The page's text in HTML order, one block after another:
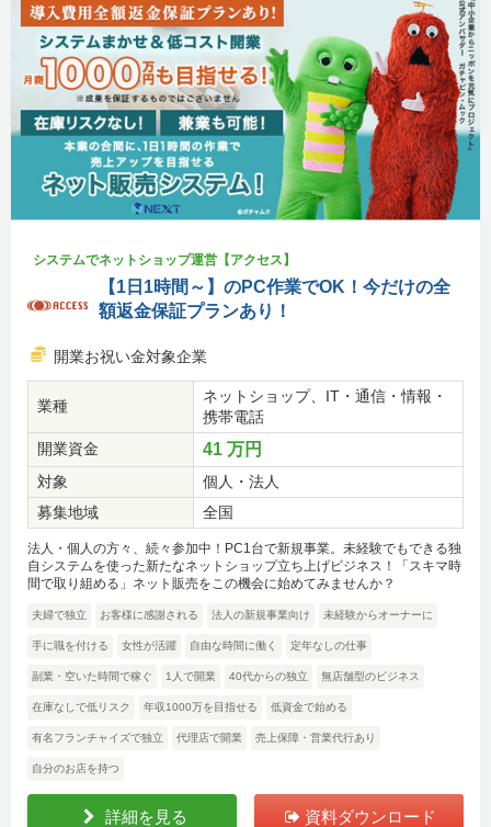
システムでネットショップ運営【アクセス】
【1日1時間～】のPC作業でOK！今だけの全
額返金保証プランあり！
開業お祝い金対象企業
業種
ネットショップ、IT・通信・情報・
携帯電話
開業資金
41 万円
対象
個人・法人
募集地域
全国
法人・個人の方々、続々参加中！PC1台で新規事業。未経験でもできる独
自システムを使った新たなネットショップ立ち上げビジネス！「スキマ時
間で取り組める」ネット販売をこの機会に始めてみませんか？
夫婦で独立 お客様に感謝される 法人の新規事業向け 未経験からオーナーに
手に職を付ける 女性が活躍 自由な時間に働く 定年なしの仕事
副業・空いた時間で稼ぐ 1人で開業 40代からの独立 無店舗型のビジネス
在庫なしで低リスク 年収1000万を目指せる 低資金で始める
有名フランチャイズで独立 代理店で開業 売上保障・営業代行あり
自分のお店を持つ
詳細を見る 資料ダウンロード